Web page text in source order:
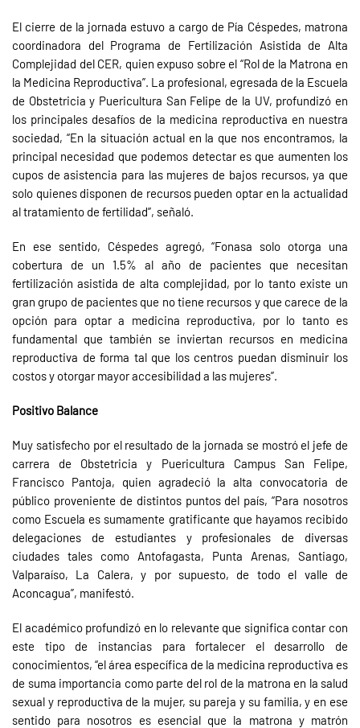
El cierre de la jornada estuvo a cargo de Pía Céspedes, matrona
coordinadora del Programa de Fertilización Asistida de Alta
Complejidad del CER, quien expuso sobre el “Rol de la Matrona en
la Medicina Reproductiva”. La profesional, egresada de la Escuela
de Obstetricia y Puericultura San Felipe de la UV, profundizó en
los principales desafíos de la medicina reproductiva en nuestra
sociedad, “En la situación actual en la que nos encontramos, la
principal necesidad que podemos detectar es que aumenten los
cupos de asistencia para las mujeres de bajos recursos, ya que
solo quienes disponen de recursos pueden optar en la actualidad
al tratamiento de fertilidad”, señaló.
En ese sentido, Céspedes agregó, “Fonasa solo otorga una
cobertura de un 1.5% al año de pacientes que necesitan
fertilización asistida de alta complejidad, por lo tanto existe un
gran grupo de pacientes que no tiene recursos y que carece de la
opción para optar a medicina reproductiva, por lo tanto es
fundamental que también se inviertan recursos en medicina
reproductiva de forma tal que los centros puedan disminuir los
costos y otorgar mayor accesibilidad a las mujeres”.
Positivo Balance
Muy satisfecho por el resultado de la jornada se mostró el jefe de
carrera de Obstetricia y Puericultura Campus San Felipe,
Francisco Pantoja, quien agradeció la alta convocatoria de
público proveniente de distintos puntos del país, “Para nosotros
como Escuela es sumamente gratificante que hayamos recibido
delegaciones de estudiantes y profesionales de diversas
ciudades tales como Antofagasta, Punta Arenas, Santiago,
Valparaíso, La Calera, y por supuesto, de todo el valle de
Aconcagua”, manifestó.
El académico profundizó en lo relevante que significa contar con
este tipo de instancias para fortalecer el desarrollo de
conocimientos, “el área específica de la medicina reproductiva es
de suma importancia como parte del rol de la matrona en la salud
sexual y reproductiva de la mujer, su pareja y su familia, y en ese
sentido para nosotros es esencial que la matrona y matrón